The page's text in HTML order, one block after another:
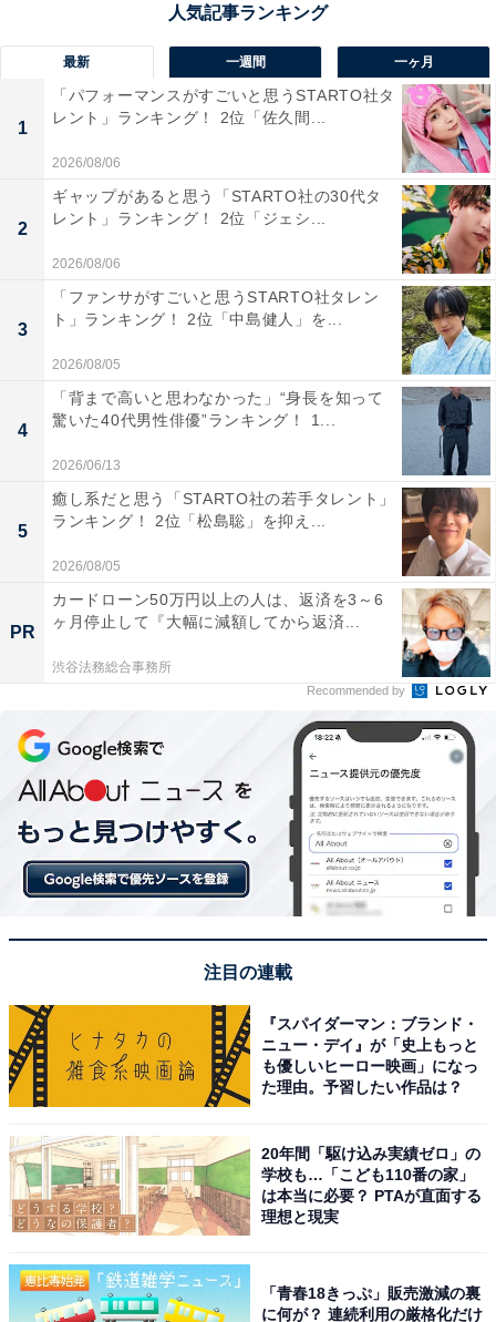
ていた」（50代女性・東京都）、「テレビ番組でよく見
る人で、人柄がいい印象を受けたから」（20代女性・長
崎県）などの意見が寄せられました。
1位：イチロー
View this post on Instagram
A post shared by SMILE ON/オリックスグループ
1位には、イチローさんがランクインしました。西春日
最新 一週間 一ヶ月
1
「パフォーマンスがすごいと思うSTARTO社タ
レント」ランキング！ 2位「佐久間...
2026/08/06
2
ギャップがあると思う「STARTO社の30代タ
レント」ランキング！ 2位「ジェシ...
2026/08/06
3
「ファンサがすごいと思うSTARTO社タレン
ト」ランキング！ 2位「中島健人」を...
2026/08/05
4
「背まで高いと思わなかった」“身長を知って
驚いた40代男性俳優”ランキング！ 1...
2026/06/13
5
癒し系だと思う「STARTO社の若手タレント」
ランキング！ 2位「松島聡」を抑え...
2026/08/05
PR
カードローン50万円以上の人は、返済を3～6
ヶ月停止して『大幅に減額してから返済...
渋谷法務総合事務所
Recommended by
注目の連載
『スパイダーマン：ブランド・
ニュー・デイ』が「史上もっと
も優しいヒーロー映画」になっ
た理由。予習したい作品は？
20年間「駆け込み実績ゼロ」の
学校も…「こども110番の家」
は本当に必要？ PTAが直面する
理想と現実
「青春18きっぷ」販売激減の裏
に何が？ 連続利用の厳格化だけ